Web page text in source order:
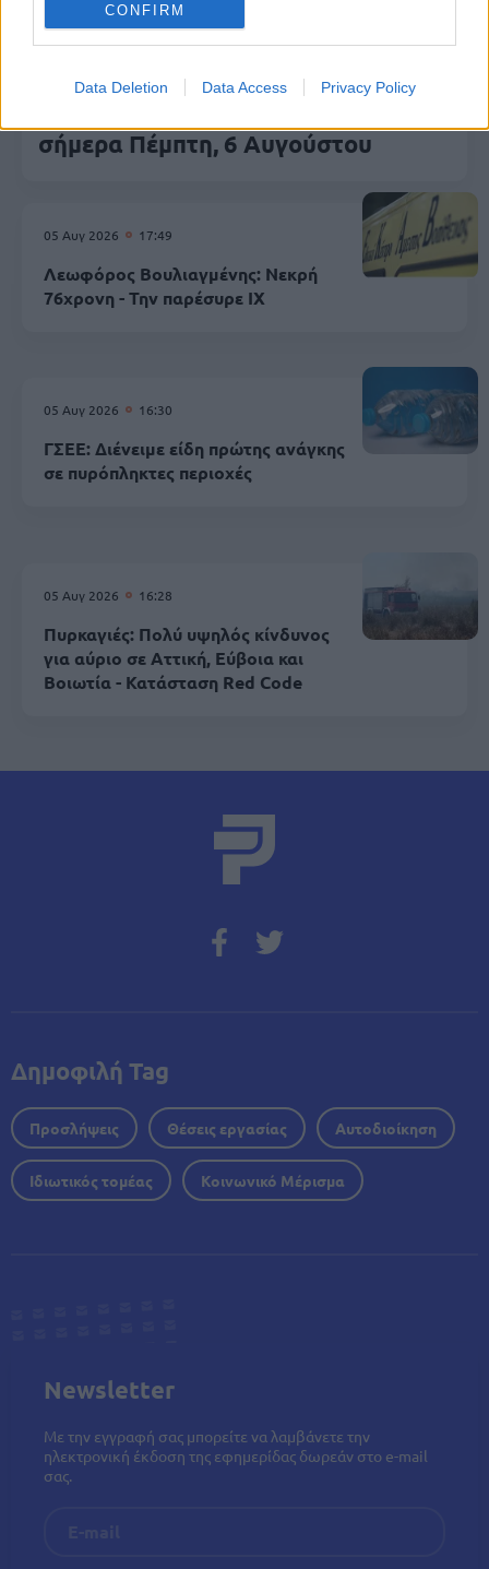
CONFIRM
Data Deletion Data Access Privacy Policy
06 Αυγ 2026 00:00
σήμερα Πέμπτη, 6 Αυγούστου
05 Αυγ 2026 17:49
Λεωφόρος Βουλιαγμένης: Νεκρή
76χρονη - Την παρέσυρε ΙΧ
05 Αυγ 2026 16:30
ΓΣΕΕ: Διένειμε είδη πρώτης ανάγκης
σε πυρόπληκτες περιοχές
05 Αυγ 2026 16:28
Πυρκαγιές: Πολύ υψηλός κίνδυνος
για αύριο σε Αττική, Εύβοια και
Βοιωτία - Κατάσταση Red Code
Δημοφιλή Tag
Προσλήψεις Θέσεις εργασίας Αυτοδιοίκηση
Ιδιωτικός τομέας Κοινωνικό Μέρισμα
Newsletter
Με την εγγραφή σας μπορείτε να λαμβάνετε την
ηλεκτρονική έκδοση της εφημερίδας δωρεάν στο e-mail
σας.